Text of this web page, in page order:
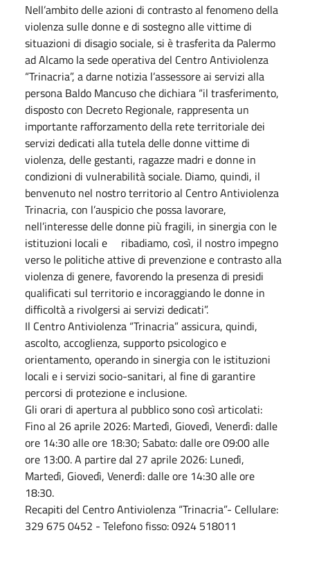
Nell’ambito delle azioni di contrasto al fenomeno della
violenza sulle donne e di sostegno alle vittime di
situazioni di disagio sociale, si è trasferita da Palermo
ad Alcamo la sede operativa del Centro Antiviolenza
“Trinacria”, a darne notizia l’assessore ai servizi alla
persona Baldo Mancuso che dichiara “il trasferimento,
disposto con Decreto Regionale, rappresenta un
importante rafforzamento della rete territoriale dei
servizi dedicati alla tutela delle donne vittime di
violenza, delle gestanti, ragazze madri e donne in
condizioni di vulnerabilità sociale. Diamo, quindi, il
benvenuto nel nostro territorio al Centro Antiviolenza
Trinacria, con l’auspicio che possa lavorare,
nell’interesse delle donne più fragili, in sinergia con le
istituzioni locali e ribadiamo, così, il nostro impegno
verso le politiche attive di prevenzione e contrasto alla
violenza di genere, favorendo la presenza di presidi
qualificati sul territorio e incoraggiando le donne in
difficoltà a rivolgersi ai servizi dedicati”.
Il Centro Antiviolenza “Trinacria” assicura, quindi,
ascolto, accoglienza, supporto psicologico e
orientamento, operando in sinergia con le istituzioni
locali e i servizi socio-sanitari, al fine di garantire
percorsi di protezione e inclusione.
Gli orari di apertura al pubblico sono così articolati:
Fino al 26 aprile 2026: Martedì, Giovedì, Venerdì: dalle
ore 14:30 alle ore 18:30; Sabato: dalle ore 09:00 alle
ore 13:00. A partire dal 27 aprile 2026: Lunedì,
Martedì, Giovedì, Venerdì: dalle ore 14:30 alle ore
18:30.
Recapiti del Centro Antiviolenza “Trinacria”- Cellulare:
329 675 0452 - Telefono fisso: 0924 518011